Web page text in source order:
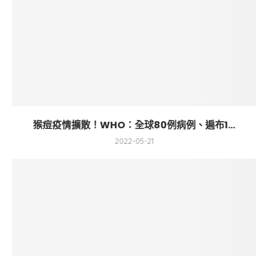
猴痘疫情擴散！WHO：全球80例病例、遍布1...
2022-05-21